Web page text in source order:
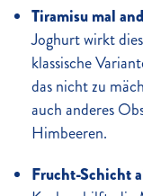
Tiramisu mal
Joghurt wirkt
klassische
das nicht zu
auch anderes
Himbeeren.
Frucht-Schicht